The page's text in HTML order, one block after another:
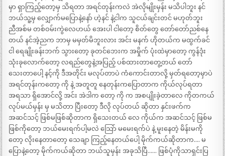
မှာ ရှာကြည့်တော့မှ သိရတာ အရင်တုန်းကလဲ အဲလိုမျိုးမှန်း မသိပါဘူး နင်
ဘယ်သူ့မှ လျှောက်မပြောနဲ့နော် ဟဲ့နင် နဲ့ငါက သူငယ်ချင်းတင် မဟုတ်ဘူး
ညီအစ်မ တစ်ဝမ်းကွဲလေဟယ် အေးပါ ငါတော့ စိတ်တွေ တော်တော်ညစ်နေ
တယ် နင်အဲ့ညက ဘာမှ မမှတ်မိဘူးလား အင်း မနက် ဟိုတယ်က မထွက်ခင်
ငါ ရေချိုးခန်းဘက် သွားတော့ ခုတင်ဘေးက အမှိုက် ပုံးထဲမှာတော့ ကွန်ဒုံး
သုံးခုလောက်တော့ လရည်တွေနဲ့အပြည့် ပစ်ထားတာတွေ့တယ် တော်
သေးတာပေါ့ နင့်ကို ဒီအတိုင်း မလုပ်တာပဲ ကံကောင်းတာလို့ မှတ်ရတော့မှာပဲ
အရင်တုန်းကတော့ ကို နဲ့ အတူတူ နေတုန်းကပြောတာက ကိုယ်လုပ်ရတာ
အရသာ ရှိအောင်လို့ အင်း အဲဒါက တော့ ကို က အစပျိုးခဲ့တာလေ ကိုတကယ်
လုပ်မယ်မှန်း မှ မသိတာ ပြီးတော့ ဒီလို လုပ်တယ် ဆိုတာ နှင်းဖက်က
အဆင်သင့် ဖြစ်မဖြစ်ဆိုတာက ရှိသေးတယ် လေ ကိုယ်က အဆင်သင့် ဖြစ်မ
ဖြစ်ကိုတော့ ဘယ်မေးရက်ပါ့မလဲ သြော် မမေးရက်ပဲ နဲ့ မူးနေတဲ့ မိန်းမကို
တော့ လိုးနေတာတော့ သေချာ ကြည့်နေတယ်ပေါ့ မိုက်ကယ်ဆိုတာက…. မ
ပြောနဲ့တော့ မိုက်ကယ်ဆိုတာ ဘယ်သူမှန်း အခုသိပြီ…… ဖြစ်ပုံကိုသာရှင်းပြ